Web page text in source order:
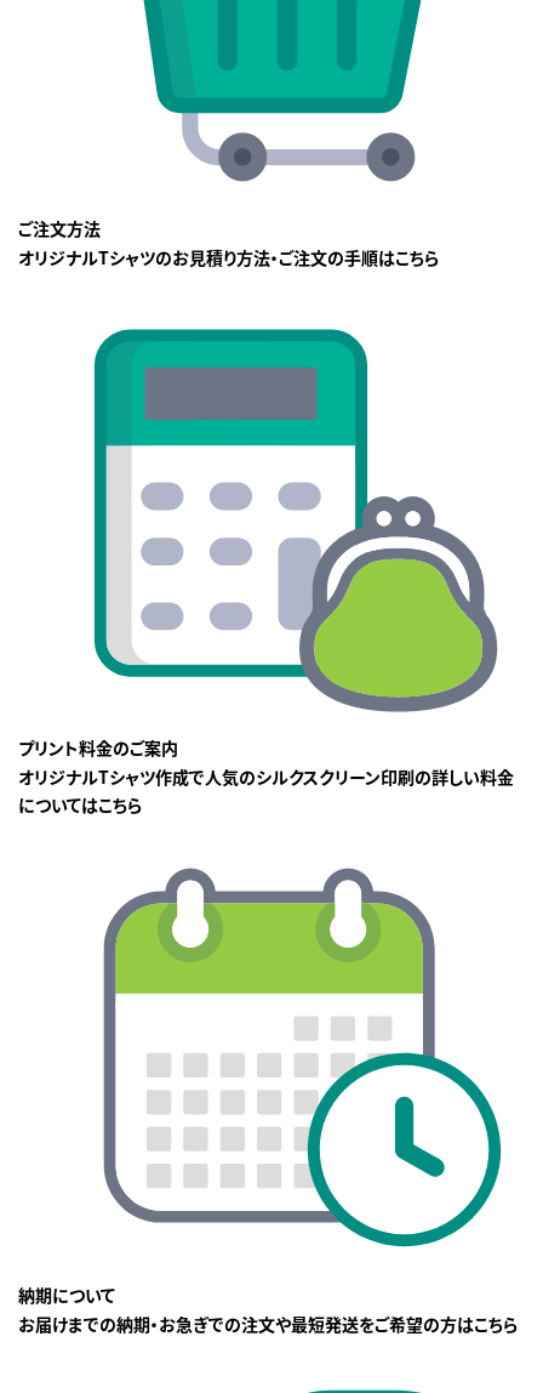
ご注文方法
オリジナルTシャツのお見積り方法・ご注文の手順はこちら
プリント料金のご案内
オリジナルTシャツ作成で人気のシルクスクリーン印刷の詳しい料金
についてはこちら
納期について
お届けまでの納期・お急ぎでの注文や最短発送をご希望の方はこちら